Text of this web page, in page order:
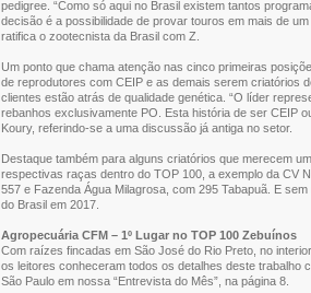
pedigree. “Como só aqui no Brasil existem tantos
decisão é a possibilidade de provar touros em mais de
ratifica o zootecnista da Brasil com Z.
Um ponto que chama atenção nas cinco primeiras
de reprodutores com CEIP e as demais serem criatórios
clientes estão atrás de qualidade genética. “O líder
rebanhos exclusivamente PO. Esta história de ser CEIP
Koury, referindo-se a uma discussão já antiga no setor.
Destaque também para alguns criatórios que merecem
respectivas raças dentro do TOP 100, a exemplo da CV
557 e Fazenda Água Milagrosa, com 295 Tabapuã. E
do Brasil em 2017.
Agropecuária CFM – 1º Lugar no TOP 100 Zebuínos
Com raízes fincadas em São José do Rio Preto, no
os leitores conheceram todos os detalhes deste trabalho
São Paulo em nossa “Entrevista do Mês”, na página 8.